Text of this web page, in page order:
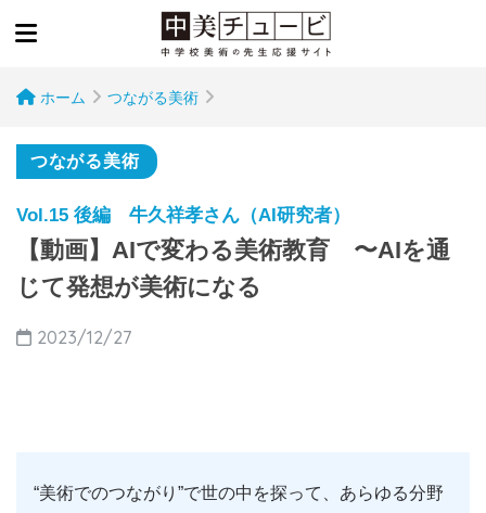
ホーム つながる美術
つながる美術
Vol.15 後編 牛久祥孝さん（AI研究者）
【動画】AIで変わる美術教育 〜AIを通
じて発想が美術になる
2023/12/27
“美術でのつながり”で世の中を探って、あらゆる分野